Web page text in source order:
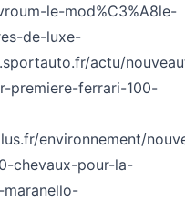
le-mod%C3%A8le-
de-luxe-
actu/
premiere-ferrari-100-
environnement/
chevaux-pour-la-